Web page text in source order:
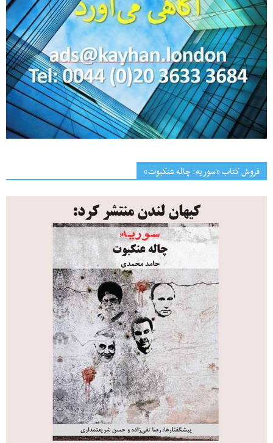
فروش کتاب «سوریه: چاله عنکبوت»